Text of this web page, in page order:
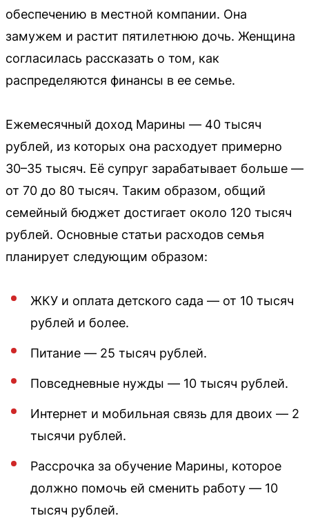
обеспечению в местной компании. Она
замужем и растит пятилетнюю дочь. Женщина
согласилась рассказать о том, как
распределяются финансы в ее семье.
Ежемесячный доход Марины — 40 тысяч
рублей, из которых она расходует примерно
30–35 тысяч. Её супруг зарабатывает больше —
от 70 до 80 тысяч. Таким образом, общий
семейный бюджет достигает около 120 тысяч
рублей. Основные статьи расходов семья
планирует следующим образом:
ЖКУ и оплата детского сада — от 10 тысяч
рублей и более.
Питание — 25 тысяч рублей.
Повседневные нужды — 10 тысяч рублей.
Интернет и мобильная связь для двоих — 2
тысячи рублей.
Рассрочка за обучение Марины, которое
должно помочь ей сменить работу — 10
тысяч рублей.